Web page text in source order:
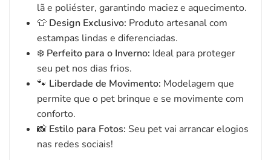
lã e poliéster, garantindo maciez e aquecimento.
👕 Design Exclusivo: Produto artesanal com
estampas lindas e diferenciadas.
❄️ Perfeito para o Inverno: Ideal para proteger
seu pet nos dias frios.
🐾 Liberdade de Movimento: Modelagem que
permite que o pet brinque e se movimente com
conforto.
📸 Estilo para Fotos: Seu pet vai arrancar elogios
nas redes sociais!